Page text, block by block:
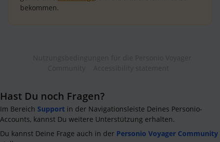
bekommen.
Hast Du noch Fragen?
Im Bereich Support in der Navigationsleiste Deines Personio-
Accounts, kannst Du weitere Unterstützung erhalten.
Du kannst Deine Frage auch in der Personio Voyager Community